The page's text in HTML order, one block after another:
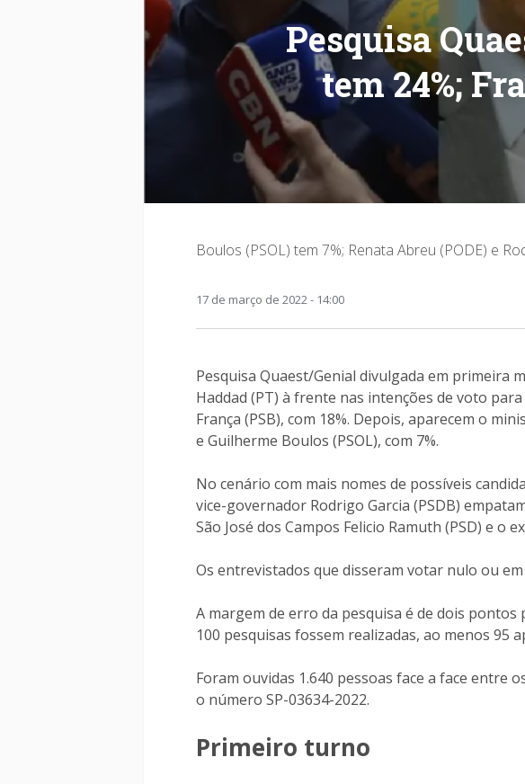
Pesquisa
tem 24%;
Boulos (PSOL) tem 7%; Renata Abreu (PODE) e
17 de março de 2022 - 14:00
Pesquisa Quaest/Genial divulgada em primeira
Haddad (PT) à frente nas intenções de voto
França (PSB), com 18%. Depois, aparecem o
e Guilherme Boulos (PSOL), com 7%.
No cenário com mais nomes de possíveis
vice-governador Rodrigo Garcia (PSDB)
São José dos Campos Felicio Ramuth (PSD) e o
Os entrevistados que disseram votar nulo ou
A margem de erro da pesquisa é de dois pontos
100 pesquisas fossem realizadas, ao menos
Foram ouvidas 1.640 pessoas face a face entre
o número SP-03634-2022.
Primeiro turno